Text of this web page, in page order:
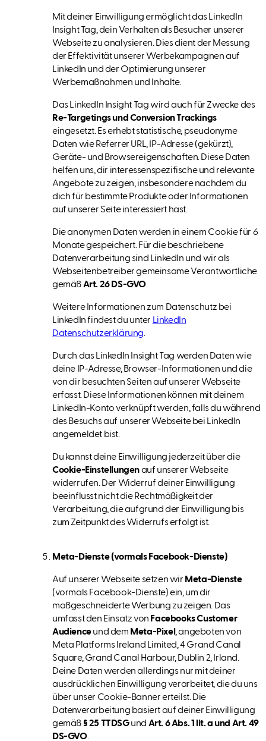
Mit deiner Einwilligung ermöglicht das LinkedIn
Insight Tag, dein Verhalten als Besucher unserer
Webseite zu analysieren. Dies dient der Messung
der Effektivität unserer Werbekampagnen auf
LinkedIn und der Optimierung unserer
Werbemaßnahmen und Inhalte.
Das LinkedIn Insight Tag wird auch für Zwecke des
Re-Targetings und Conversion Trackings
eingesetzt. Es erhebt statistische, pseudonyme
Daten wie Referrer URL, IP-Adresse (gekürzt),
Geräte- und Browsereigenschaften. Diese Daten
helfen uns, dir interessenspezifische und relevante
Angebote zu zeigen, insbesondere nachdem du
dich für bestimmte Produkte oder Informationen
auf unserer Seite interessiert hast.
Die anonymen Daten werden in einem Cookie für 6
Monate gespeichert. Für die beschriebene
Datenverarbeitung sind LinkedIn und wir als
Webseitenbetreiber gemeinsame Verantwortliche
gemäßArt. 26 DS-GVO.
Weitere Informationen zum Datenschutz bei
LinkedIn findest du unter LinkedIn
Datenschutzerklärung.
Durch das LinkedIn Insight Tag werden Daten wie
deine IP-Adresse, Browser-Informationen und die
von dir besuchten Seiten auf unserer Webseite
erfasst. Diese Informationen können mit deinem
LinkedIn-Konto verknüpft werden, falls du während
des Besuchs auf unserer Webseite bei LinkedIn
angemeldet bist.
Du kannst deine Einwilligung jederzeit über die
Cookie-Einstellungenauf unserer Webseite
widerrufen. Der Widerruf deiner Einwilligung
beeinflusst nicht die Rechtmäßigkeit der
Verarbeitung, die aufgrund der Einwilligung bis
zum Zeitpunkt des Widerrufs erfolgt ist.
Meta-Dienste (vormals Facebook-Dienste)
Auf unserer Webseite setzen wir Meta-Dienste
(vormals Facebook-Dienste) ein, um dir
maßgeschneiderte Werbung zu zeigen. Das
umfasst den Einsatz von Facebooks Customer
Audienceund dem Meta-Pixel, angeboten von
Meta Platforms Ireland Limited, 4 Grand Canal
Square, Grand Canal Harbour, Dublin 2, Irland.
Deine Daten werden allerdings nur mit deiner
ausdrücklichen Einwilligung verarbeitet, die du uns
über unser Cookie-Banner erteilst. Die
Datenverarbeitung basiert auf deiner Einwilligung
gemäß§ 25 TTDSGund Art. 6 Abs. 1 lit. a und Art. 49
DS-GVO.